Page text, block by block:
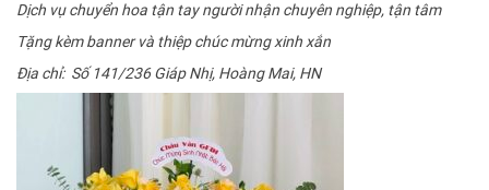
Dịch vụ chuyển hoa tận tay người nhận chuyên nghiệp, tận tâm
Tặng kèm banner và thiệp chúc mừng xinh xắn
Địa chỉ: Số 141/236 Giáp Nhị, Hoàng Mai, HN